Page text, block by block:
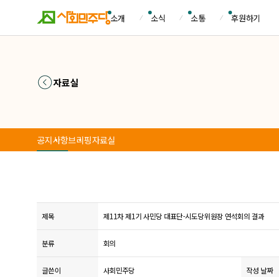
소개 소식 소통 후원하기
자료실
공지사항브리핑자료실
제목 제11차 제1기 사민당 대표단-시도당위원장 연석회의 결과
분류 회의
글쓴이 사회민주당 작성 날짜